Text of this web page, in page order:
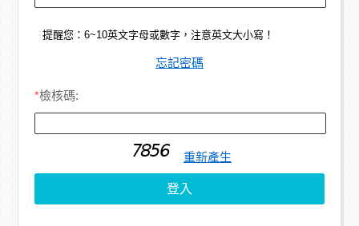
提醒您：6~10英文字母或數字，注意英文大小寫！
忘記密碼
*檢核碼:
重新產生